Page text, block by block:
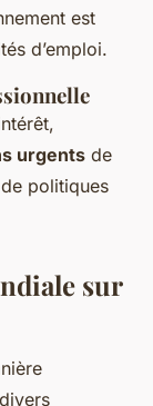
est
d’emploi.
urgents de
politiques
sur